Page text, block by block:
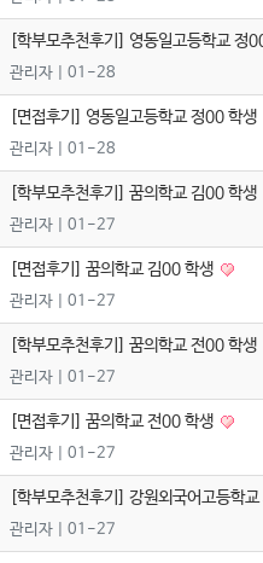
[학부모추천후기] 영동일고등학교 정
관리자 | 01-28
[면접후기] 영동일고등학교 정00 학생
관리자 | 01-28
[학부모추천후기] 꿈의학교 김00 학생
관리자 | 01-27
[면접후기] 꿈의학교 김00 학생
관리자 | 01-27
[학부모추천후기] 꿈의학교 전00 학생
관리자 | 01-27
[면접후기] 꿈의학교 전00 학생
관리자 | 01-27
[학부모추천후기] 강원외국어고등학
관리자 | 01-27